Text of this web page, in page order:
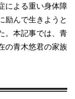
による重い身体障
励んで生きようと
。本記事では、青
の青木悠君の家族